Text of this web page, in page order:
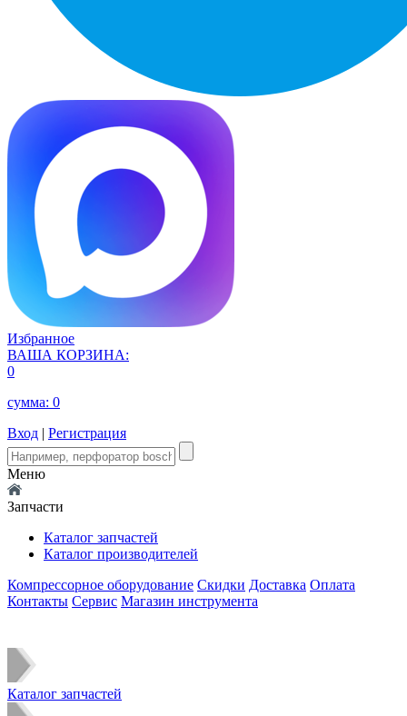
Избранное
ВАША КОРЗИНА:
0
сумма: 0
Вход | Регистрация
Меню
Запчасти
Каталог запчастей
Каталог производителей
Компрессорное оборудование Скидки Доставка Оплата
Контакты Сервис Магазин инструмента
Каталог запчастей